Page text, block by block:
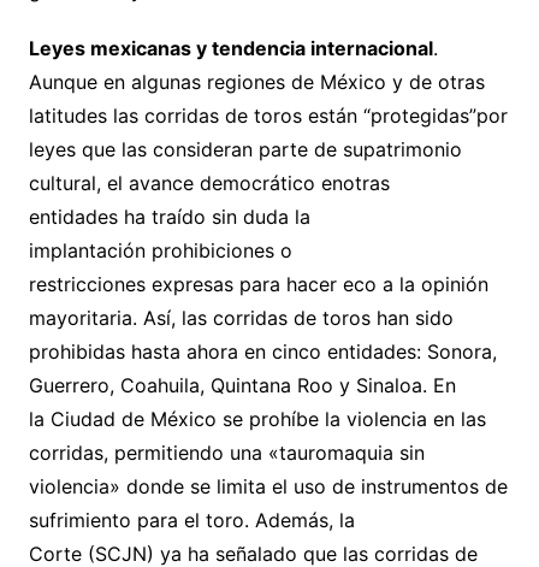
Leyesmexicanasy tendencia internacional.
Aunque en algunas regiones de México y de otras
latitudes las corridas de toros están “protegidas”por
leyes que las consideran parte de supatrimonio
cultural, el avance democrático enotras
entidades ha traído sin duda la
implantación prohibiciones o
restricciones expresas para hacer eco a la opinión
mayoritaria. Así, las corridas de toros han sido
prohibidas hasta ahora en cinco entidades: Sonora,
Guerrero, Coahuila, Quintana Roo y Sinaloa. En
la Ciudad de México se prohíbe la violencia en las
corridas, permitiendo una «tauromaquia sin
violencia» donde se limita el uso de instrumentos de
sufrimiento para el toro. Además, la
Corte (SCJN) ya ha señalado que las corridas de